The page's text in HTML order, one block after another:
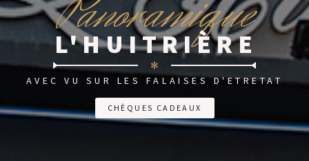
L'HUITRIÈRE
✻
AVEC VU SUR LES FALAISES D'ETRETAT
CHÈQUES CADEAUX